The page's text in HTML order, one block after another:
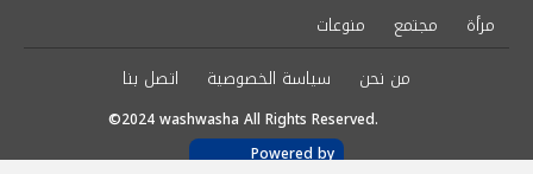
مرأة
مجتمع
منوعات
من نحن
سياسة الخصوصية اتصل بنا
©2024 washwasha All Rights Reserved.
Powered by